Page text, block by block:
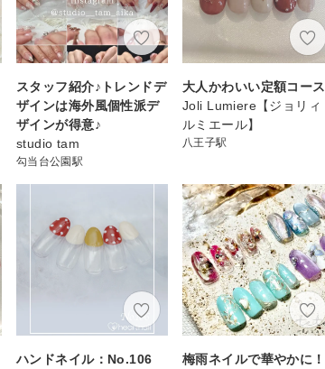
スタッフ紹介♪トレンドデ
ザインは海外風個性派デ
ザインが得意♪
studio tam
勾当台公園駅
大人かわいい定額コース
Joli Lumiere【ジョリィ
ルミエール】
八王子駅
ハンドネイル：No.106
梅雨ネイルで華やかに！